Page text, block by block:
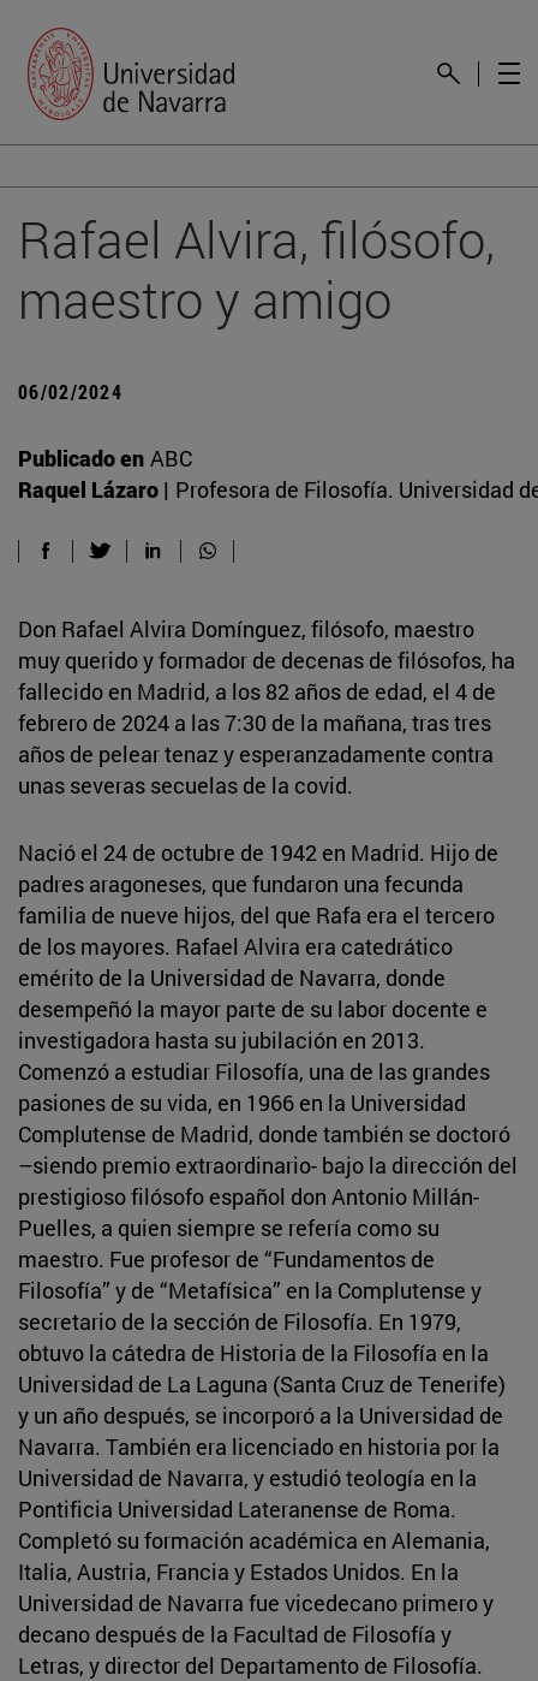
Rafael Alvira, filósofo,
maestro y amigo
06/02/2024
Publicado en ABC
Raquel Lázaro | Profesora de Filosofía. Universidad
Don Rafael Alvira Domínguez, filósofo, maestro
muy querido y formador de decenas de filósofos, ha
fallecido en Madrid, a los 82 años de edad, el 4 de
febrero de 2024 a las 7:30 de la mañana, tras tres
años de pelear tenaz y esperanzadamente contra
unas severas secuelas de la covid.
Nació el 24 de octubre de 1942 en Madrid. Hijo de
padres aragoneses, que fundaron una fecunda
familia de nueve hijos, del que Rafa era el tercero
de los mayores. Rafael Alvira era catedrático
emérito de la Universidad de Navarra, donde
desempeñó la mayor parte de su labor docente e
investigadora hasta su jubilación en 2013.
Comenzó a estudiar Filosofía, una de las grandes
pasiones de su vida, en 1966 en la Universidad
Complutense de Madrid, donde también se doctoró
–siendo premio extraordinario- bajo la dirección del
prestigioso filósofo español don Antonio Millán-
Puelles, a quien siempre se refería como su
maestro. Fue profesor de “Fundamentos de
Filosofía” y de “Metafísica” en la Complutense y
secretario de la sección de Filosofía. En 1979,
obtuvo la cátedra de Historia de la Filosofía en la
Universidad de La Laguna (Santa Cruz de Tenerife)
y un año después, se incorporó a la Universidad de
Navarra. También era licenciado en historia por la
Universidad de Navarra, y estudió teología en la
Pontificia Universidad Lateranense de Roma.
Completó su formación académica en Alemania,
Italia, Austria, Francia y Estados Unidos. En la
Universidad de Navarra fue vicedecano primero y
decano después de la Facultad de Filosofía y
Letras, y director del Departamento de Filosofía.